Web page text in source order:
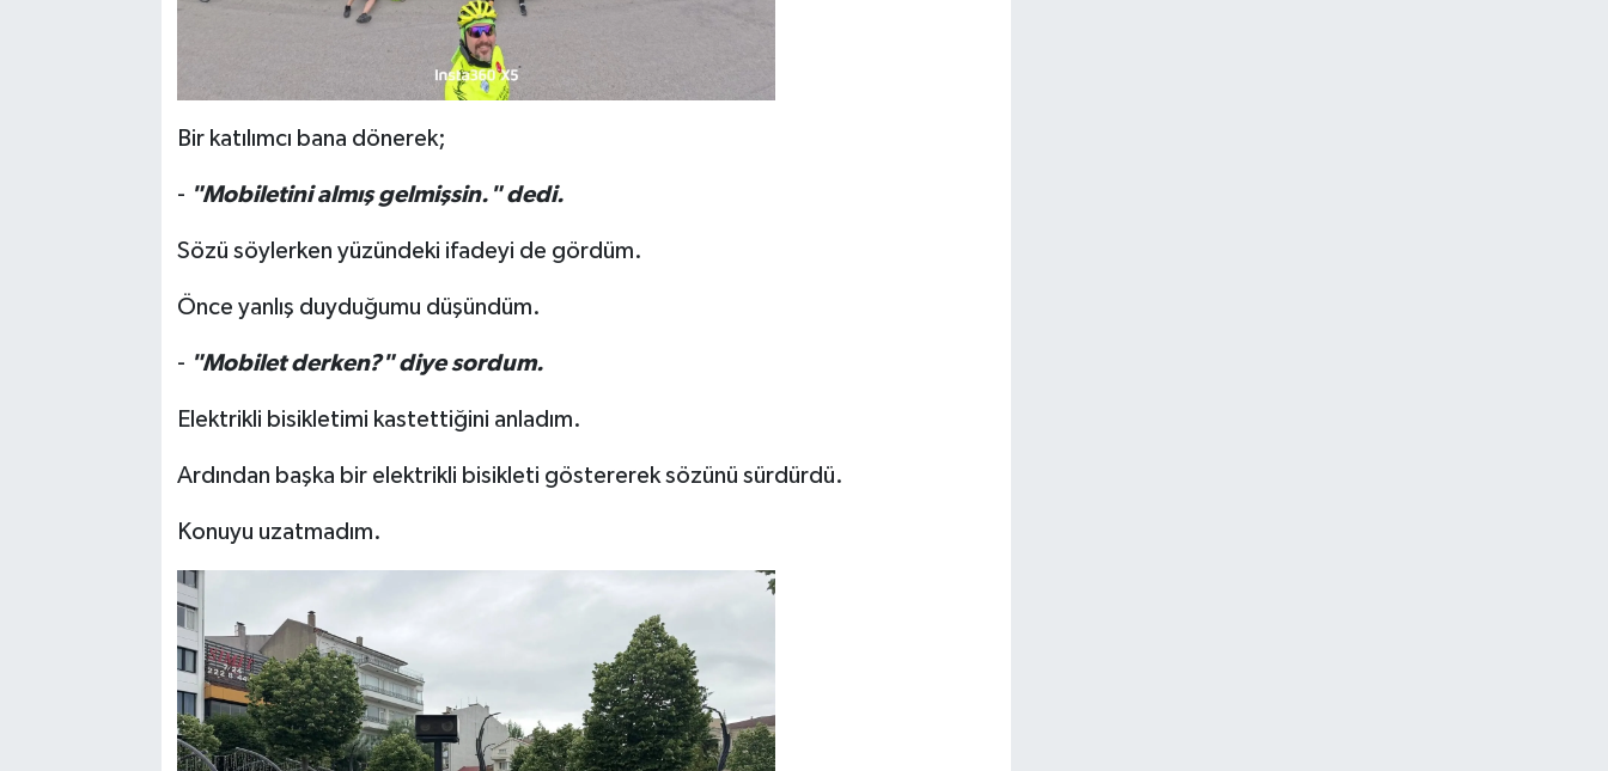
Bir katılımcı bana dönerek;
- "Mobiletini almış gelmişsin." dedi.
Sözü söylerken yüzündeki ifadeyi de gördüm.
Önce yanlış duyduğumu düşündüm.
- "Mobilet derken?" diye sordum.
Elektrikli bisikletimi kastettiğini anladım.
Ardından başka bir elektrikli bisikleti göstererek sözünü sürdürdü.
Konuyu uzatmadım.